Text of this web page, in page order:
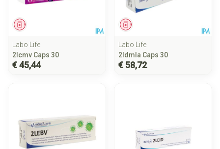
Geneesmiddel
Labo Life
2lcmv Caps 30
€ 45,44
Geneesmiddel
Labo Life
2ldmla Caps 30
€ 58,72